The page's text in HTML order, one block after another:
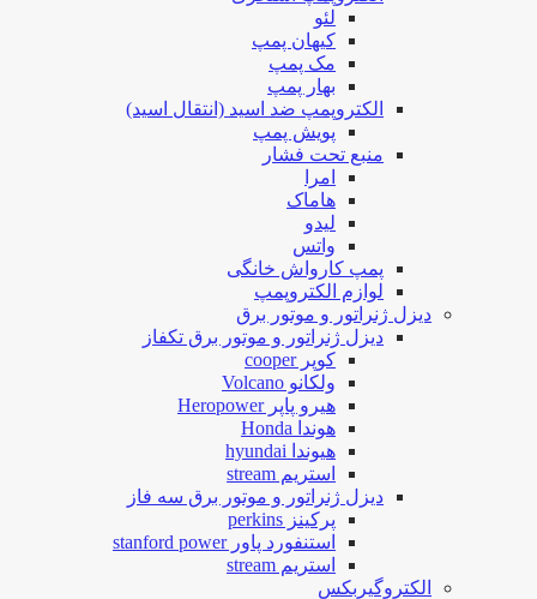
لئو
کیهان پمپ
مک پمپ
بهار پمپ
الکتروپمپ ضد اسید (انتقال اسید)
پویش پمپ
منبع تحت فشار
امرا
هاماک
لیدو
واتس
پمپ کارواش خانگی
لوازم الکتروپمپ
دیزل ژنراتور و موتور برق
دیزل ژنراتور و موتور برق تکفاز
کوپر cooper
ولکانو Volcano
هیرو پاپر Heropower
هوندا Honda
هیوندا hyundai
استریم stream
دیزل ژنراتور و موتور برق سه فاز
پرکینز perkins
استنفورد پاور stanford power
استریم stream
الکتروگیربکس